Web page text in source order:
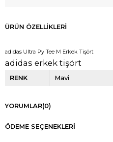
ÜRÜN ÖZELLIKLERI
adidas Ultra Py Tee M Erkek Tişört
adidas erkek tişört
RENK Mavi
YORUMLAR(0)
ÖDEME SEÇENEKLERI